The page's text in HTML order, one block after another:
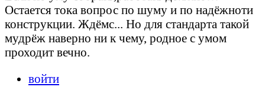
Остается тока вопрос по шуму и по надёжноти
конструкции. Ждёмс... Но для стандарта такой
мудрёж наверно ни к чему, родное с умом
проходит вечно.
войти